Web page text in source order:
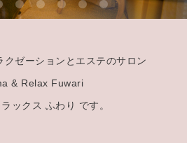
クゼーションとエステのサロン
& Relax Fuwari
ックス ふわり です。